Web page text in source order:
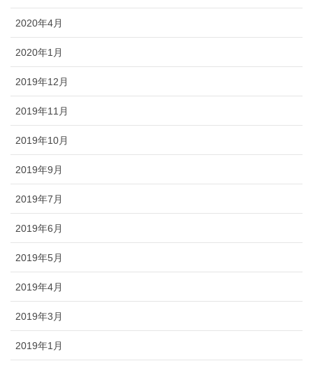
2020年4月
2020年1月
2019年12月
2019年11月
2019年10月
2019年9月
2019年7月
2019年6月
2019年5月
2019年4月
2019年3月
2019年1月